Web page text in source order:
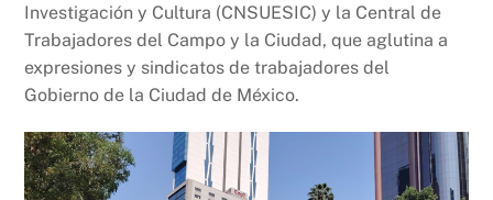
Investigación y Cultura (CNSUESIC) y la Central de
Trabajadores del Campo y la Ciudad, que aglutina a
expresiones y sindicatos de trabajadores del
Gobierno de la Ciudad de México.